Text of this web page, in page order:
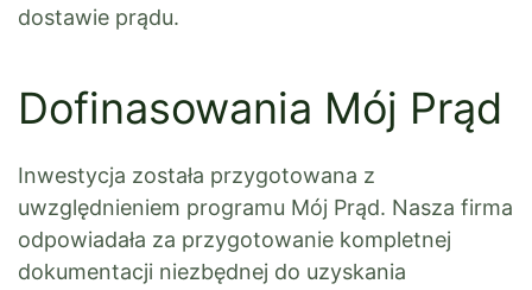
dostawie prądu.
Dofinasowania Mój Prąd
Inwestycja została przygotowana z
uwzględnieniem programu Mój Prąd. Nasza firma
odpowiadała za przygotowanie kompletnej
dokumentacji niezbędnej do uzyskania